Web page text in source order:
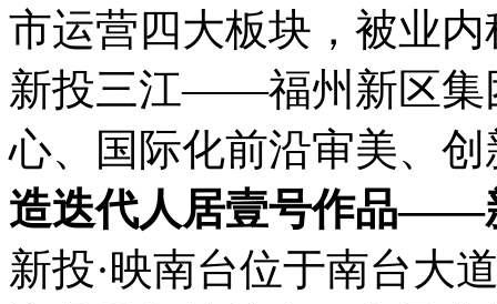
市运营四大板块，被业
新投三江——福州新区集
心、国际化前沿审美、
造迭代人居壹号作品——
新投·映南台位于南台大